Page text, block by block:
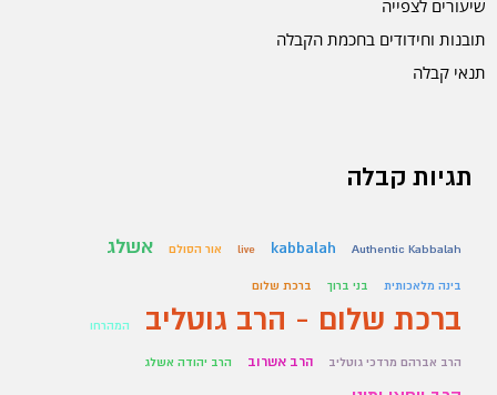
שיעורים לצפייה
תובנות וחידודים בחכמת הקבלה
תנאי קבלה
תגיות קבלה
Authentic Kabbalah
kabbalah
live אור הסולם אשלג
בינה מלאכותית בני ברוך ברכת שלום
ברכת שלום - הרב גוטליב המהרחו
הרב אברהם מרדכי גוטליב הרב אשרוב הרב יהודה אשלג